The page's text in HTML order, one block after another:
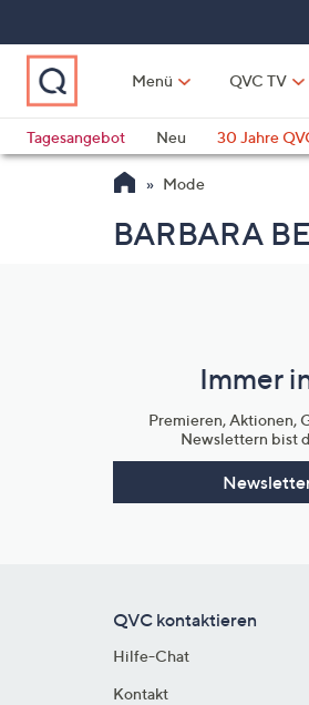
springen
Menü QVC TV
Tagesangebot
Neu 30 Jahre
QLINARISCH
Mode
BARBARA
Immer
Premieren, Aktionen,
Newslettern bist
QVC kontaktieren
Hilfe-Chat
Kontakt